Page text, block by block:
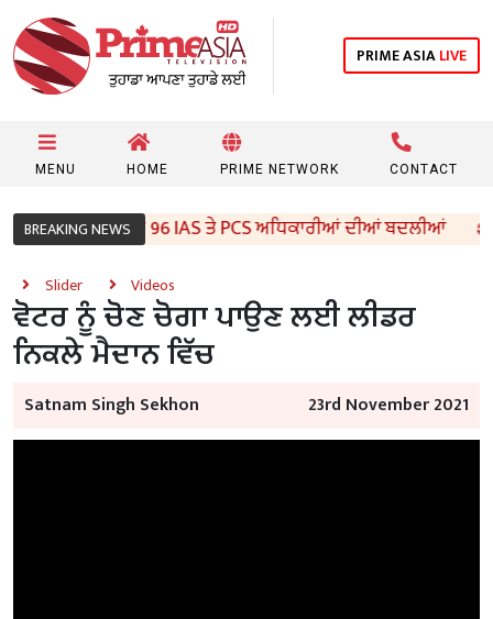
PRIME ASIALIVE
MENU HOME PRIME NETWORK CONTACT
BREAKING NEWS
ਸਰਕਾਰ ਵੱਲੋਂ 96 IAS ਤੇ PCS ਅਧਿਕਾਰੀਆਂ ਦੀਆਂ ਬਦਲੀਆਂ
Slider Videos
ਵੋਟਰ ਨੂੰ ਚੋਣ ਚੋਗਾ ਪਾਉਣ ਲਈ ਲੀਡਰ
ਨਿਕਲੇ ਮੈਦਾਨ ਵਿੱਚ
Satnam Singh Sekhon 23rd November 2021